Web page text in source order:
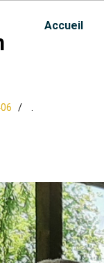
Accueil
.